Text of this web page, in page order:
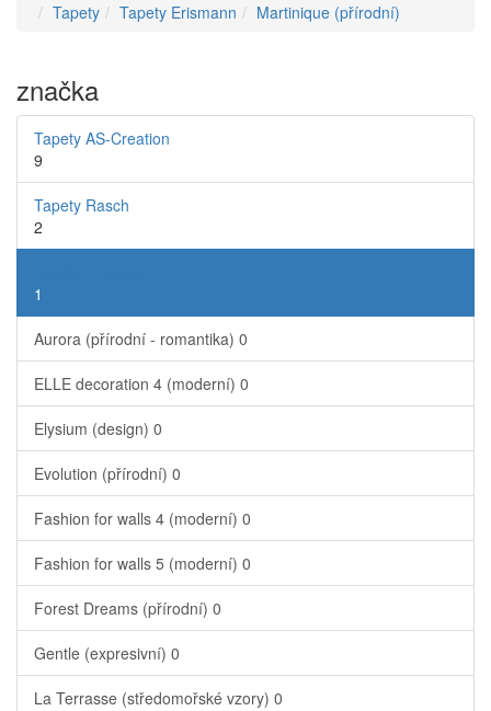
Tapety Tapety Erismann Martinique (přírodní)
značka
Tapety AS-Creation
9
Tapety Rasch
2
1
Aurora (přírodní - romantika) 0
ELLE decoration 4 (moderní) 0
Elysium (design) 0
Evolution (přírodní) 0
Fashion for walls 4 (moderní) 0
Fashion for walls 5 (moderní) 0
Forest Dreams (přírodní) 0
Gentle (expresivní) 0
La Terrasse (středomořské vzory) 0